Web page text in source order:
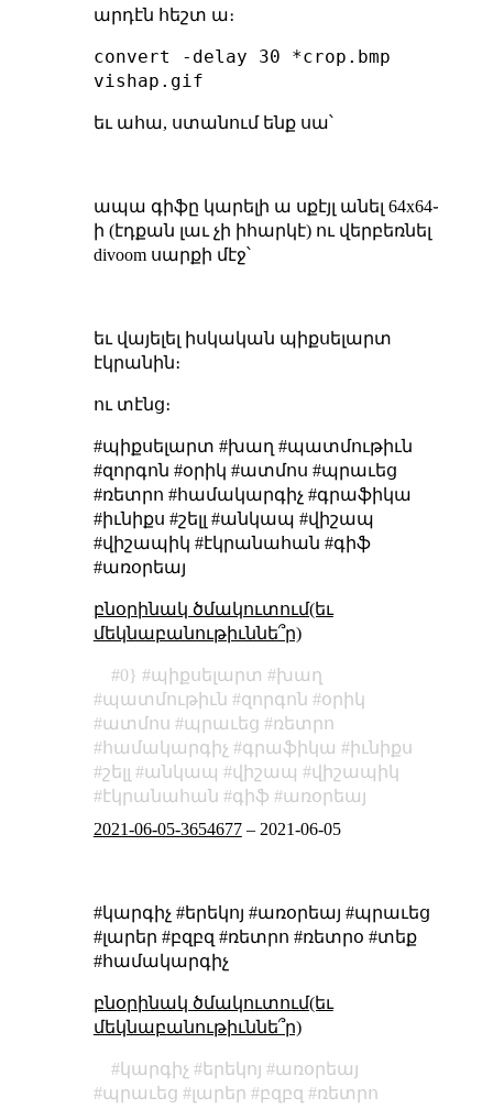
արդէն հեշտ ա։
convert -delay 30 *crop.bmp
vishap.gif
եւ ահա, ստանում ենք սա՝
ապա գիֆը կարելի ա սքէյլ անել 64x64֊
ի (էդքան լաւ չի իհարկէ) ու վերբեռնել
divoom սարքի մէջ՝
եւ վայելել իսկական պիքսելարտ
էկրանին։
ու տէնց։
#պիքսելարտ #խաղ #պատմութիւն
#զորգոն #օրիկ #ատմոս #պրաւեց
#ռետրո #համակարգիչ #գրաֆիկա
#իւնիքս #շելլ #անկապ #վիշապ
#վիշապիկ #էկրանահան #գիֆ
#առօրեայ
բնօրինակ ծմակուտում(եւ
մեկնաբանութիւննե՞ր)
0} պիքսելարտ
խաղ
պատմութիւն
զորգոն
օրիկ
ատմոս
պրաւեց
ռետրո
համակարգիչ
գրաֆիկա
իւնիքս
շելլ
անկապ վիշապ
վիշապիկ
էկրանահան
գիֆ
առօրեայ
2021-06-05-3654677– 2021-06-05
#կարգիչ #երեկոյ #առօրեայ #պրաւեց
#լարեր #բզբզ #ռետրո #ռետրօ #տեք
#համակարգիչ
բնօրինակ ծմակուտում(եւ
մեկնաբանութիւննե՞ր)
կարգիչ երեկոյ
առօրեայ
պրաւեց
լարեր բզբզ
ռետրո